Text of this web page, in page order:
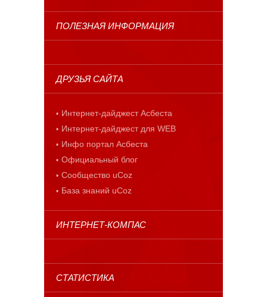
ПОЛЕЗНАЯ ИНФОРМАЦИЯ
ДРУЗЬЯ САЙТА
Интернет-дайджест Асбеста
Интернет-дайджест для WEB
Инфо портал Асбеста
Официальный блог
Сообщество uCoz
База знаний uCoz
ИНТЕРНЕТ-КОМПАС
СТАТИСТИКА